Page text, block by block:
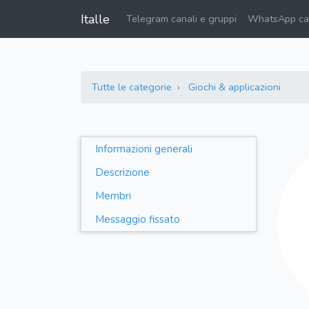
Italle Telegram canali e gruppi WhatsApp
Tutte le categorie Giochi & applicazioni
Informazioni generali
Descrizione
Membri
Messaggio fissato